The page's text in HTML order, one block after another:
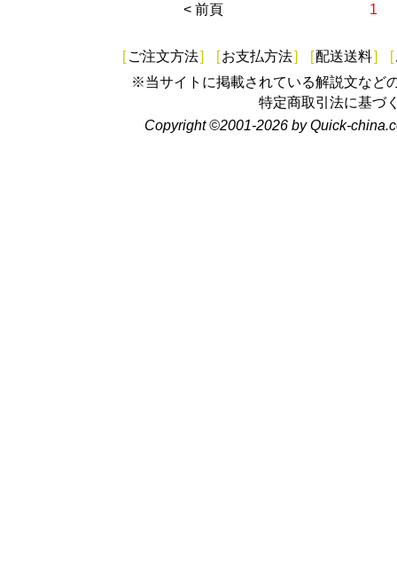
< 前頁 1
[ ご注文方法] [お支払方法] [配送送料] [
※当サイトに掲載されている解説文など
特定商取引法に基づ
Copyright ©2001-2026 by Quick-